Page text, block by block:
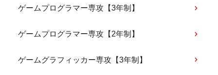
ゲームプログラマー専攻【3年制】
ゲームプログラマー専攻【2年制】
ゲームグラフィッカー専攻【3年制】